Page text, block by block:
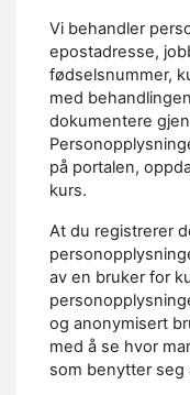
Vi behandler
epostadresse,
fødselsnummer,
med
dokumentere
på portalen,
kurs.
At du registrerer
av en bruker for
og anonymisert
med å se hvor
som benytter seg